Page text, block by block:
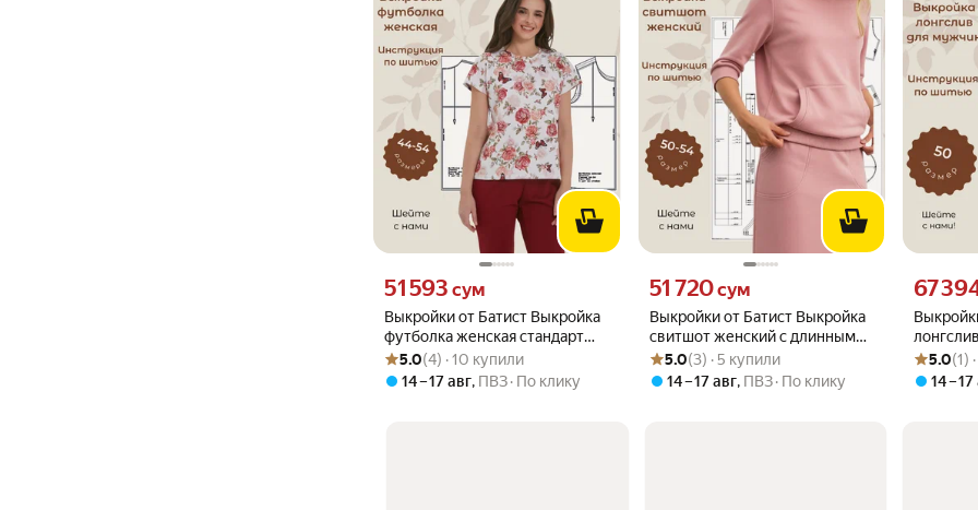
Выкройки от Батист Выкройка
футболка женская стандарт
размеры 44,46,48,50,52,54
рост 164
Цена 51593 сум вместо
51 593 сум
Рейтинг товара: 5.0 из 5
Оценок: (4) · 10 купили
5.0(4) · 10 купили
14 – 17 авг, ПВЗ По клику
Выкройки от Батист Выкройка
свитшот женский с длинным
рукавом, размеры 50,52,54,
рост 164
Цена 51720 сум вместо
51 720сум
Рейтинг товара: 5.0 из 5
Оценок: (3) · 5 купили
5.0(3) · 5 купили
14 – 17 авг, ПВЗ По клику
50, рост
Цена
67
Рейтинг
Оценок:
5.0(1)
14 –